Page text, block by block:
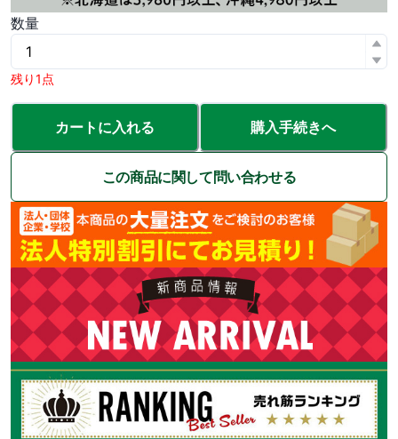
数量
残り1点
カートに入れる 購入手続きへ
この商品に関して問い合わせる